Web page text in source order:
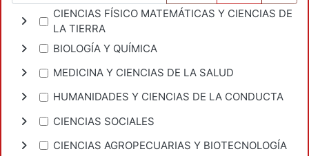
CIENCIAS FÍSICO MATEMÁTICAS Y CIENCIAS DE
LA TIERRA
BIOLOGÍA Y QUÍMICA
MEDICINA Y CIENCIAS DE LA SALUD
HUMANIDADES Y CIENCIAS DE LA CONDUCTA
CIENCIAS SOCIALES
CIENCIAS AGROPECUARIAS Y BIOTECNOLOGÍA